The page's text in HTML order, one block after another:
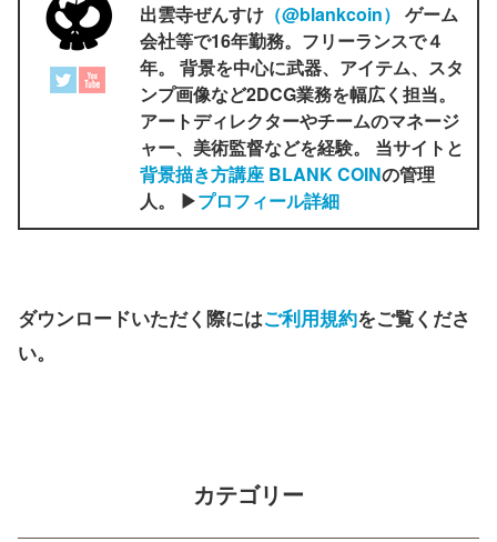
出雲寺ぜんすけ （‎@blankcoin） ゲーム
会社等で16年勤務。フリーランスで４
年。 背景を中心に武器、アイテム、スタ
ンプ画像など2DCG業務を幅広く担当。
アートディレクターやチームのマネージ
ャー、美術監督などを経験。 当サイトと
背景描き方講座 BLANK COINの管理
人。 ▶プロフィール詳細
ダウンロードいただく際にはご利用規約をご覧くださ
い。
カテゴリー